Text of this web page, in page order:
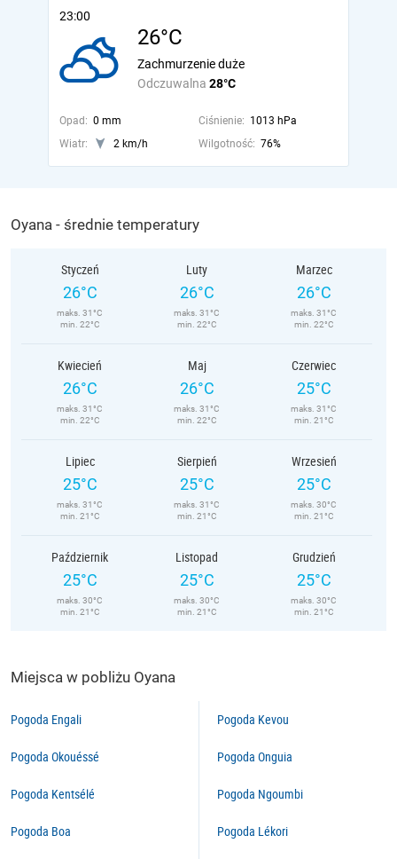
23:00
26°C
Odczuwalna 28°C
Zachmurzenie duże
Opad: 0 mm Ciśnienie: 1013 hPa
Wiatr:
2 km/h Wilgotność: 76%
Oyana - średnie temperatury
Styczeń
26°C
maks. 31°C
min. 22°C
Luty
26°C
maks. 31°C
min. 22°C
Marzec
26°C
maks. 31°C
min. 22°C
Kwiecień
26°C
maks. 31°C
min. 22°C
Maj
26°C
maks. 31°C
min. 22°C
Czerwiec
25°C
maks. 31°C
min. 21°C
Lipiec
25°C
maks. 31°C
min. 21°C
Sierpień
25°C
maks. 31°C
min. 21°C
Wrzesień
25°C
maks. 30°C
min. 21°C
Październik
25°C
maks. 30°C
min. 21°C
Listopad
25°C
maks. 30°C
min. 21°C
Grudzień
25°C
maks. 30°C
min. 21°C
Miejsca w pobliżu Oyana
Pogoda Engali
Pogoda Okouéssé
Pogoda Kentsélé
Pogoda Boa
Pogoda Kevou
Pogoda Onguia
Pogoda Ngoumbi
Pogoda Lékori